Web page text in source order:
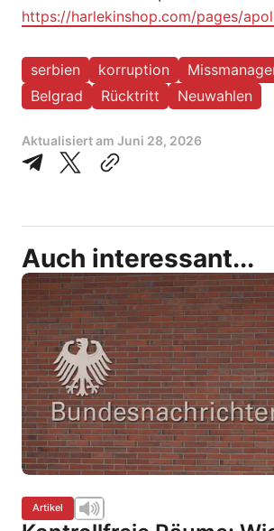
https://harlekinshop.com/pages/
serbien korruption
Belgrad
Rücktritt Neuwahlen
Aktualisiert am Juni 28, 2026
Auch interessant...
Artikel